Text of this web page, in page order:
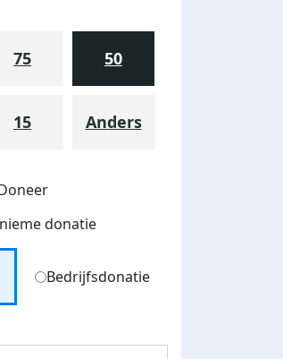
75 50
15 Anders
donatie
Bedrijfsdonatie